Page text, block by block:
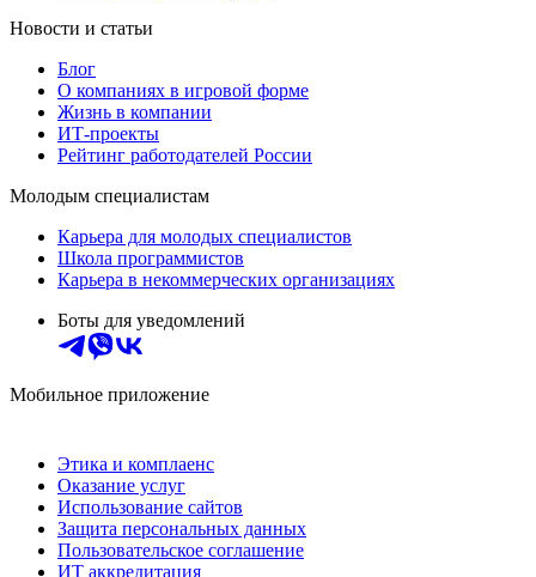
Новости и статьи
Блог
О компаниях в игровой форме
Жизнь в компании
ИТ-проекты
Рейтинг работодателей России
Молодым специалистам
Карьера для молодых специалистов
Школа программистов
Карьера в некоммерческих организациях
Боты для уведомлений
Мобильное приложение
Этика и комплаенс
Оказание услуг
Использование сайтов
Защита персональных данных
Пользовательское соглашение
ИТ аккредитация